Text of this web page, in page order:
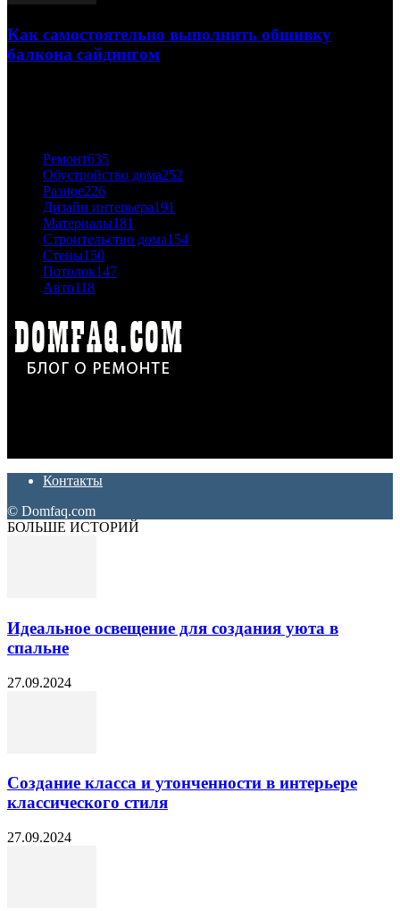
Как самостоятельно выполнить обшивку
балкона сайдингом
Ремонт635
Обустройство дома252
Разное226
Дизайн интерьера191
Материалы181
Строительство дома154
Стены150
Потолок147
Авто118
Контакты
© Domfaq.com
БОЛЬШЕ ИСТОРИЙ
Идеальное освещение для создания уюта в
спальне
27.09.2024
Создание класса и утонченности в интерьере
классического стиля
27.09.2024